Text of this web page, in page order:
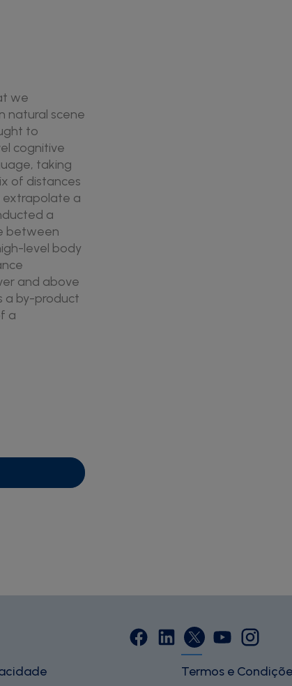
we
natural scene
to
cognitive
taking
of distances
extrapolate a
a
between
level body
and above
a by-product
a
Termos e